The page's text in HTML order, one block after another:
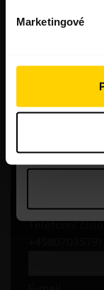
Marketingové